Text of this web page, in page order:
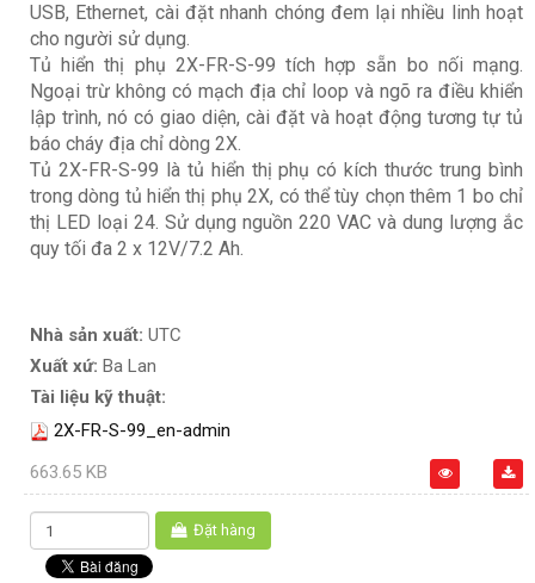
USB, Ethernet, cài đặt nhanh chóng đem lại nhiều linh hoạt
cho người sử dụng.
Tủ hiển thị phụ 2X-FR-S-99 tích hợp sẵn bo nối mạng.
Ngoại trừ không có mạch địa chỉ loop và ngõ ra điều khiển
lập trình, nó có giao diện, cài đặt và hoạt động tương tự tủ
báo cháy địa chỉ dòng 2X.
Tủ 2X-FR-S-99 là tủ hiển thị phụ có kích thước trung bình
trong dòng tủ hiển thị phụ 2X, có thể tùy chọn thêm 1 bo chỉ
thị LED loại 24. Sử dụng nguồn 220 VAC và dung lượng ắc
quy tối đa 2 x 12V/7.2 Ah.
Nhà sản xuất: UTC
Xuất xứ: Ba Lan
Tài liệu kỹ thuật:
2X-FR-S-99_en-admin
663.65 KB
Đặt hàng